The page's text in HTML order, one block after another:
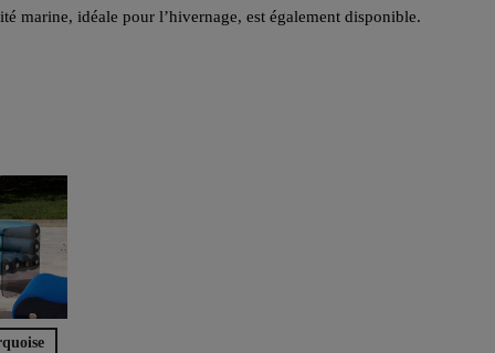
marine, idéale pour l’hivernage, est également disponible.